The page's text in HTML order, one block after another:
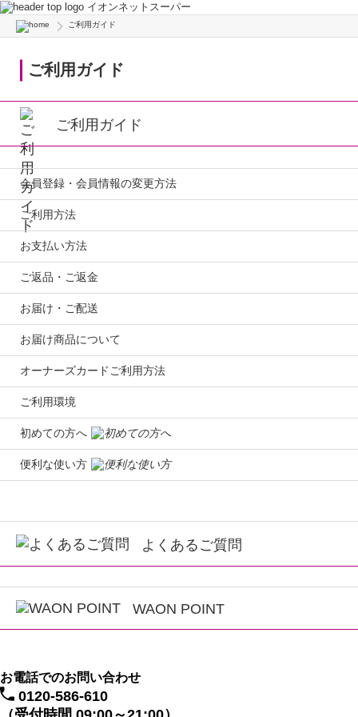
イオンネットスーパー
ご利用ガイド
ご利用ガイド
ご利用ガイド
会員登録・会員情報の変更方法
ご利用方法
お支払い方法
ご返品・ご返金
お届け・ご配送
お届け商品について
オーナーズカードご利用方法
ご利用環境
初めての方へ
便利な使い方
よくあるご質問
WAON POINT
お電話でのお問い合わせ
0120-586-610